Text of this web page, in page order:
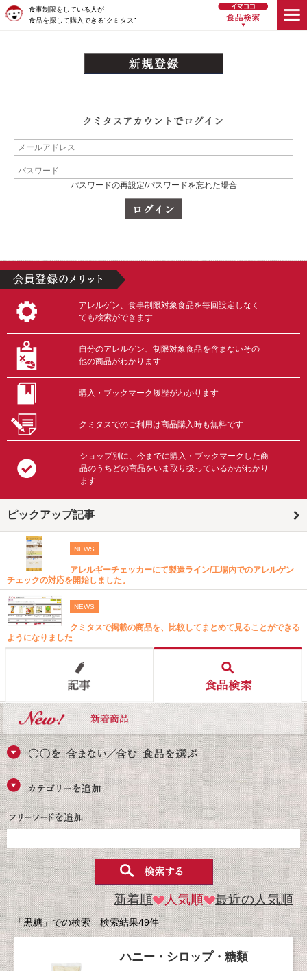
食事制限をしている人が
食品を探して購入できる“クミタス”
パスワードの再設定/パスワードを忘れた場合
アレルゲン、食事制限対象食品を毎回設定しなく
ても検索ができます
自分のアレルゲン、制限対象食品を含まないその
他の商品がわかります
購入・ブックマーク履歴がわかります
クミタスでのご利用は商品購入時も無料です
ショップ別に、今までに購入・ブックマークした商
品のうちどの商品をいま取り扱っているかがわかり
ます
ピックアップ記事
NEWS
アレルギーチェッカーにて製造ライン/工場内でのアレルゲン
チェックの対応を開始しました。
NEWS
クミタスで掲載の商品を、比較してまとめて見ることができる
ようになりました
新着順 人気順 最近の人気順
「黒糖」での検索 検索結果49件
ハニー・シロップ・糖類